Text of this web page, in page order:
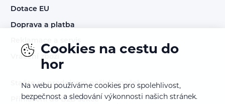
Dotace EU
Doprava a platba
Reklamace a servis
Vrácení zboží
Staňte se prodejcem našich značek
Přihlášení do B2B sekce
Cookies na cestu do
hor
Na webu používáme cookies pro spolehlivost,
bezpečnost a sledování výkonnosti našich stránek.